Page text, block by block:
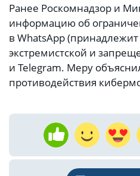
Ранее Роскомнадзор и
информацию об
в WhatsApp
экстремистской и
и Telegram. Меру
противодействия